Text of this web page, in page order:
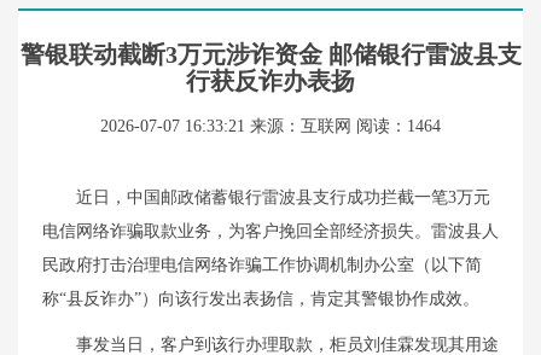
警银联动截断3万元涉诈资金 邮储银行雷波县支
行获反诈办表扬
2026-07-07 16:33:21 来源：互联网 阅读：1464
近日，中国邮政储蓄银行雷波县支行成功拦截一笔3万元
电信网络诈骗取款业务，为客户挽回全部经济损失。雷波县人
民政府打击治理电信网络诈骗工作协调机制办公室（以下简
称“县反诈办”）向该行发出表扬信，肯定其警银协作成效。
事发当日，客户到该行办理取款，柜员刘佳霖发现其用途